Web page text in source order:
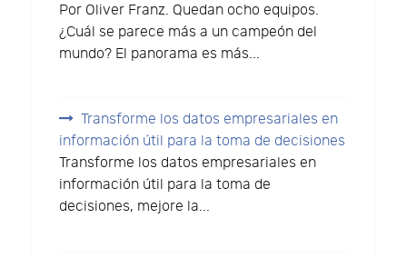
Por Oliver Franz. Quedan ocho equipos.
¿Cuál se parece más a un campeón del
mundo? El panorama es más...
Transforme los datos empresariales en
información útil para la toma de decisiones
Transforme los datos empresariales en
información útil para la toma de
decisiones, mejore la...